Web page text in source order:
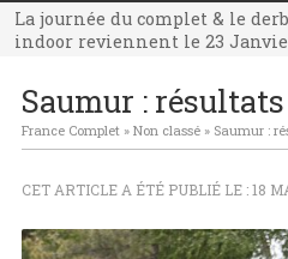
La journée du complet & le
indoor reviennent le 23
indoor reviennent le 23
Saumur :
France Complet» Non classé» Saumur :
CET ARTICLE A ÉTÉ PUBLIÉ LE : 18